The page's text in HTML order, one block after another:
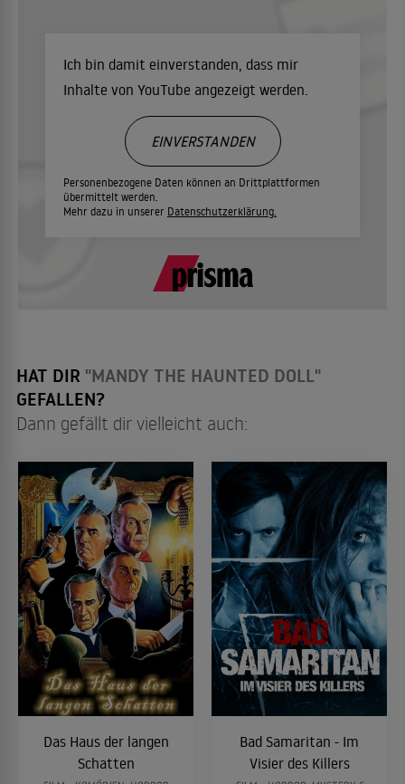
Ich bin damit einverstanden, dass mir
Inhalte von YouTube angezeigt werden.
Personenbezogene Daten können an Drittplattformen
übermittelt werden.
Mehr dazu in unserer Datenschutzerklärung.
EINVERSTANDEN
HAT DIR "MANDY THE HAUNTED DOLL"
GEFALLEN?
Dann gefällt dir vielleicht auch:
Das Haus der langen
Schatten
Bad Samaritan - Im
Visier des Killers